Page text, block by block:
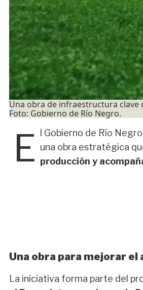
Una obra de infraestructura
Foto: Gobierno de Río Negro.
E l Gobierno de Río
una obra estratégica
producción y
Una obra para mejorar
La iniciativa forma parte del